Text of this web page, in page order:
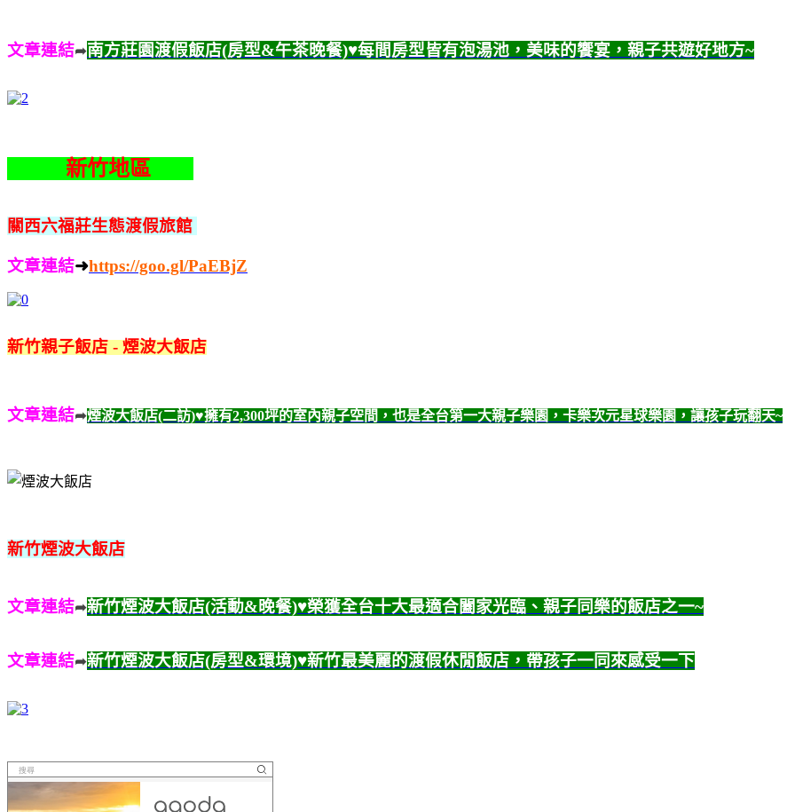
文章連結➦南方莊園渡假飯店(房型&午茶晚餐)♥每間房型皆有泡湯池，美味的饗宴，親子共遊好地方~
新竹地區
關西六福莊生態渡假旅館
文章連結➜https://goo.gl/PaEBjZ
新竹親子飯店 - 煙波大飯店
文章連結➦煙波大飯店(二訪)♥擁有2,300坪的室內親子空間，也是全台第一大親子樂園，卡樂次元星球樂園，讓孩子玩翻天~
新竹煙波大飯店
文章連結➦新竹煙波大飯店(活動&晚餐)♥榮獲全台十大最適合闔家光臨、親子同樂的飯店之一~
文章連結➦新竹煙波大飯店(房型&環境)♥新竹最美麗的渡假休閒飯店，帶孩子一同來感受一下